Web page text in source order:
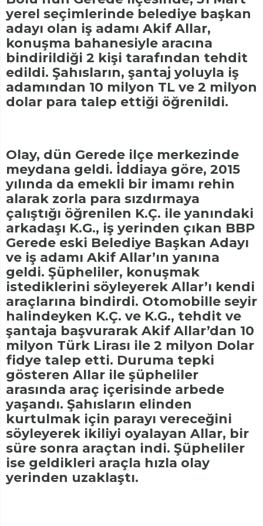
yerel seçimlerinde belediye başkan
adayı olan iş adamı Akif Allar,
konuşma bahanesiyle aracına
bindirildiği 2 kişi tarafından tehdit
edildi. Şahısların, şantaj yoluyla iş
adamından 10 milyon TL ve 2 milyon
dolar para talep ettiği öğrenildi.
Olay, dün Gerede ilçe merkezinde
meydana geldi. İddiaya göre, 2015
yılında da emekli bir imamı rehin
alarak zorla para sızdırmaya
çalıştığı öğrenilen K.Ç. ile yanındaki
arkadaşı K.G., iş yerinden çıkan BBP
Gerede eski Belediye Başkan Adayı
ve iş adamı Akif Allar’ın yanına
geldi. Şüpheliler, konuşmak
istediklerini söyleyerek Allar’ı kendi
araçlarına bindirdi. Otomobille seyir
halindeyken K.Ç. ve K.G., tehdit ve
şantaja başvurarak Akif Allar’dan 10
milyon Türk Lirası ile 2 milyon Dolar
fidye talep etti. Duruma tepki
gösteren Allar ile şüpheliler
arasında araç içerisinde arbede
yaşandı. Şahısların elinden
kurtulmak için parayı vereceğini
söyleyerek ikiliyi oyalayan Allar, bir
süre sonra araçtan indi. Şüpheliler
ise geldikleri araçla hızla olay
yerinden uzaklaştı.